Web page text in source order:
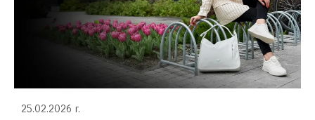
25.02.2026 г.